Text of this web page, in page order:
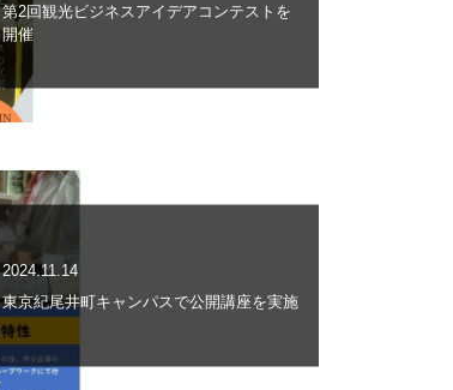
第2回観光ビジネスアイデアコンテストを
開催
2024.11.14
東京紀尾井町キャンパスで公開講座を実施